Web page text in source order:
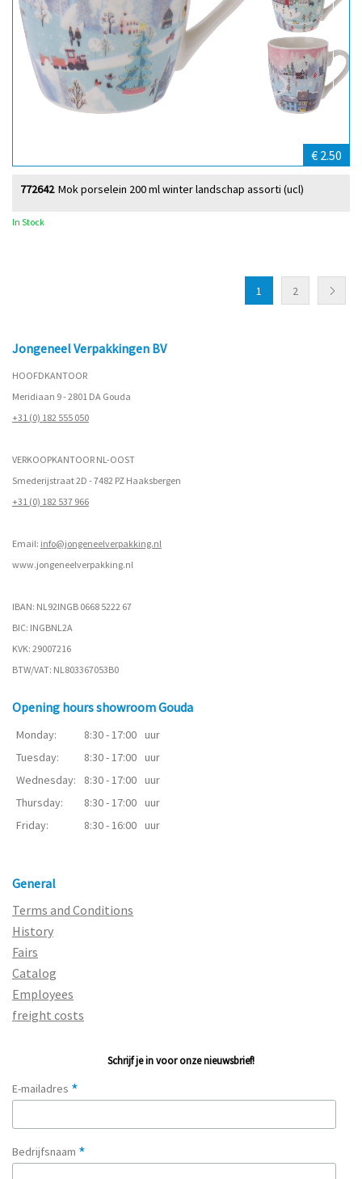
€ 2.50
Mok porselein 200 ml winter landschap assorti (ucl)
772642
In Stock
1 2
Jongeneel Verpakkingen BV
HOOFDKANTOOR
Meridiaan 9 - 2801 DA Gouda
+31 (0) 182 555 050
VERKOOPKANTOOR NL-OOST
Smederijstraat 2D - 7482 PZ Haaksbergen
+31 (0) 182 537 966
Email: info@jongeneelverpakking.nl
www.jongeneelverpakking.nl
IBAN: NL92INGB 0668 5222 67
BIC: INGBNL2A
KVK: 29007216
BTW/VAT: NL803367053B0
Opening hours showroom Gouda
Monday: 8:30 - 17:00 uur
Tuesday:
8:30 - 17:00 uur
Wednesday:
8:30 - 17:00 uur
Thursday:
8:30 - 17:00 uur
Friday:
8:30 - 16:00 uur
General
Terms and Conditions
History
Fairs
Catalog
Employees
freight costs
Schrijf je in voor onze nieuwsbrief!
E-mailadres *
Bedrijfsnaam *